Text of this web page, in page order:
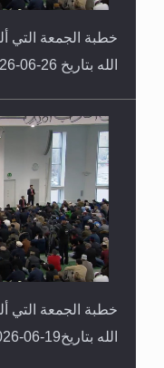
خطبة الجمعة التي
الله بتاريخ 26-06-2026
خطبة الجمعة التي
الله بتاريخ19-06-2026